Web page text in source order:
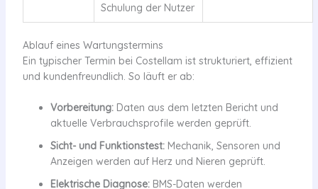
Schulung der Nutzer
Ablauf eines Wartungstermins
Ein typischer Termin bei Costellam ist strukturiert, effizient
und kundenfreundlich. So läuft er ab:
Vorbereitung:Daten aus dem letzten Bericht und
aktuelle Verbrauchsprofile werden geprüft.
Sicht- und Funktionstest:Mechanik, Sensoren und
Anzeigen werden auf Herz und Nieren geprüft.
Elektrische Diagnose:BMS-Daten werden